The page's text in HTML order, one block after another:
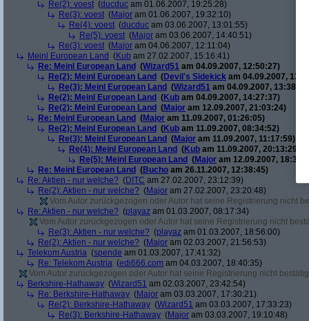
Re(2): voest (ducduc am 01.06.2007, 19:25:28)
Re(3): voest (Major am 01.06.2007, 19:32:10)
Re(4): voest (ducduc am 03.06.2007, 13:01:55)
Re(5): voest (Major am 03.06.2007, 14:40:51)
Re(3): voest (Major am 04.06.2007, 12:11:04)
Meinl European Land (Kub am 27.02.2007, 15:16:41)
Re: Meinl European Land (Wizard51 am 04.09.2007, 12:50:27)
Re(2): Meinl European Land (Devil's Sidekick am 04.09.2007,
Re(3): Meinl European Land (Wizard51 am 04.09.2007,
Re(2): Meinl European Land (Kub am 04.09.2007, 14:27:37)
Re(2): Meinl European Land (Major am 12.09.2007, 21:03:24)
Re: Meinl European Land (Major am 11.09.2007, 01:26:05)
Re(2): Meinl European Land (Kub am 11.09.2007, 08:34:52)
Re(3): Meinl European Land (Major am 11.09.2007, 11:17:59)
Re(4): Meinl European Land (Kub am 11.09.2007, 20:13:29)
Re(5): Meinl European Land (Major am 12.09.2007,
Re: Meinl European Land (Bucho am 26.11.2007, 12:38:45)
Re: Aktien - nur welche? (DITC am 27.02.2007, 23:12:39)
Re(2): Aktien - nur welche? (Major am 27.02.2007, 23:20:48)
Vom Autor zurückgezogen oder Autor hat seine Registrierung nicht
Re: Aktien - nur welche? (playaz am 01.03.2007, 08:17:34)
Vom Autor zurückgezogen oder Autor hat seine Registrierung nicht
Re(3): Aktien - nur welche? (playaz am 01.03.2007, 18:56:00)
Re(2): Aktien - nur welche? (Major am 02.03.2007, 21:56:53)
Telekom Austria (spende am 01.03.2007, 17:41:32)
Re: Telekom Austria (edi666.com am 04.03.2007, 18:40:35)
Vom Autor zurückgezogen oder Autor hat seine Registrierung nicht
Berkshire-Hathaway (Wizard51 am 02.03.2007, 23:42:54)
Re: Berkshire-Hathaway (Major am 03.03.2007, 17:30:21)
Re(2): Berkshire-Hathaway (Wizard51 am 03.03.2007, 17:33:23)
Re(3): Berkshire-Hathaway (Major am 03.03.2007, 19:10:48)